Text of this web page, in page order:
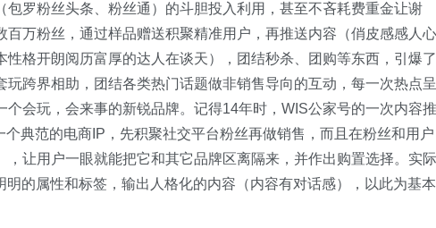
罗粉丝头条、粉丝通）的斗胆投入利用，甚至不吝耗费重金让谢
万粉丝，通过样品赠送积聚精准用户，再推送内容（俏皮感感人心
格开朗阅历富厚的达人在谈天），团结秒杀、团购等东西，引爆了
跨界相助，团结各类热门话题做非销售导向的互动，每一次热点呈
会玩，会来事的新锐品牌。记得14年时，WIS公家号的一次内容推
典范的电商IP，先积聚社交平台粉丝再做销售，而且在粉丝和用户
让用户一眼就能把它和其它品牌区离隔来，并作出购置选择。实际
明的属性和标签，输出人格化的内容（内容有对话感），以此为基本